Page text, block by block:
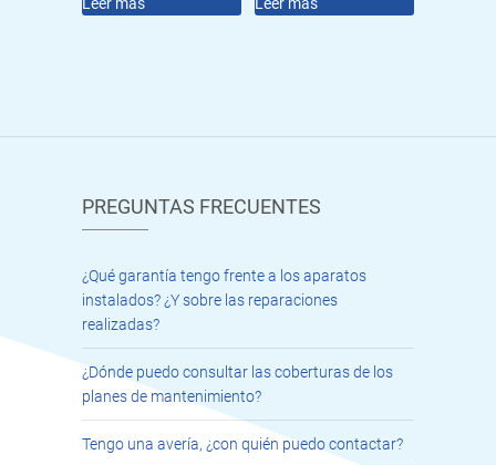
PREGUNTAS FRECUENTES
¿Qué garantía tengo frente a los aparatos
instalados? ¿Y sobre las reparaciones
realizadas?
¿Dónde puedo consultar las coberturas de los
planes de mantenimiento?
Tengo una avería, ¿con quién puedo contactar?